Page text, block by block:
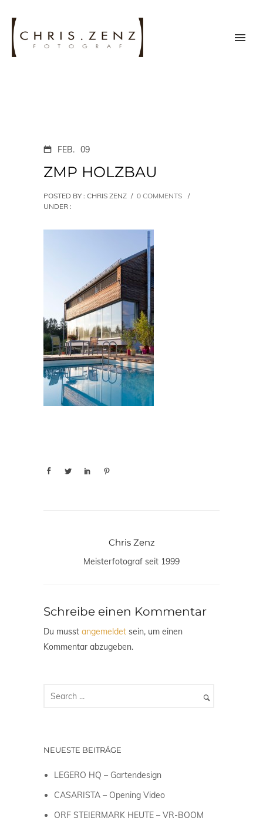
FEB. 09
ZMP HOLZBAU
POSTED BY : CHRIS ZENZ / 0 COMMENTS
/
UNDER :
Chris Zenz
Meisterfotograf seit 1999
Schreibe einen Kommentar
Du musst angemeldet sein, um einen
Kommentar abzugeben.
NEUESTE BEITRÄGE
LEGERO HQ – Gartendesign
CASARISTA – Opening Video
ORF STEIERMARK HEUTE – VR-BOOM